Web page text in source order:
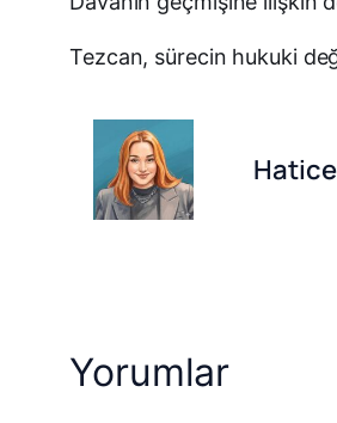
Tezcan, sürecin hukuki
Hatice
Yorumlar